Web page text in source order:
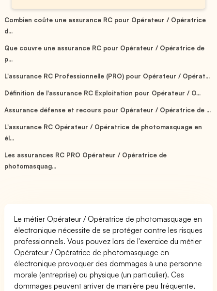
Combien coûte une assurance RC pour Opérateur / Opératrice
d...
Que couvre une assurance RC pour Opérateur / Opératrice de
p...
L'assurance RC Professionnelle (PRO) pour Opérateur / Opérat...
Définition de l'assurance RC Exploitation pour Opérateur / O...
Assurance défense et recours pour Opérateur / Opératrice de ...
L'assurance RC Opérateur / Opératrice de photomasquage en
él...
Les assurances RC PRO Opérateur / Opératrice de
photomasquag...
Le métier Opérateur / Opératrice de photomasquage en
électronique nécessite de se protéger contre les risques
professionnels. Vous pouvez lors de l'exercice du métier
Opérateur / Opératrice de photomasquage en
électronique provoquer des dommages à une personne
morale (entreprise) ou physique (un particulier). Ces
dommages peuvent arriver de manière peu fréquente,